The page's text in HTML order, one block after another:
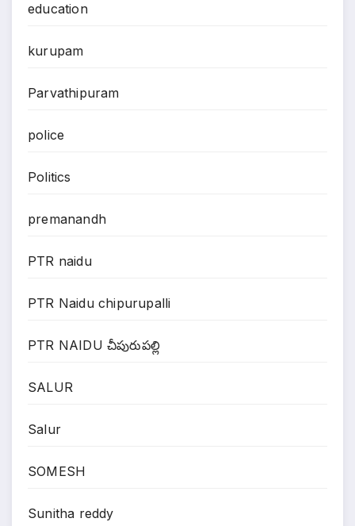
education
kurupam
Parvathipuram
police
Politics
premanandh
PTR naidu
PTR Naidu chipurupalli
PTR NAIDU చీపురుపల్లి
SALUR
Salur
SOMESH
Sunitha reddy